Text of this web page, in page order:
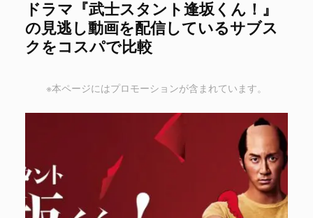
ドラマ『武士スタント逢坂くん！』
の見逃し動画を配信しているサブス
クをコスパで比較
※本ページにはプロモーションが含まれています。